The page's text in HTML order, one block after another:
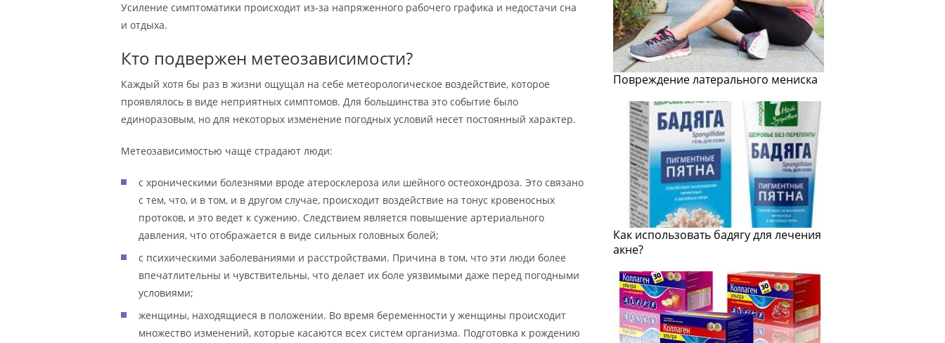
Усиление симптоматики происходит из-за напряженного рабочего графика и недостачи сна
и отдыха.
Кто подвержен метеозависимости?
Каждый хотя бы раз в жизни ощущал на себе метеорологическое воздействие, которое
проявлялось в виде неприятных симптомов. Для большинства это событие было
единоразовым, но для некоторых изменение погодных условий несет постоянный характер.
Метеозависимостью чаще страдают люди:
с хроническими болезнями вроде атеросклероза или шейного остеохондроза. Это связано
с тем, что, и в том, и в другом случае, происходит воздействие на тонус кровеносных
протоков, и это ведет к сужению. Следствием является повышение артериального
давления, что отображается в виде сильных головных болей;
с психическими заболеваниями и расстройствами. Причина в том, что эти люди более
впечатлительны и чувствительны, что делает их боле уязвимыми даже перед погодными
условиями;
женщины, находящиеся в положении. Во время беременности у женщины происходит
множество изменений, которые касаются всех систем организма. Подготовка к рождению
Повреждение латерального мениска
Как использовать бадягу для лечения
акне?